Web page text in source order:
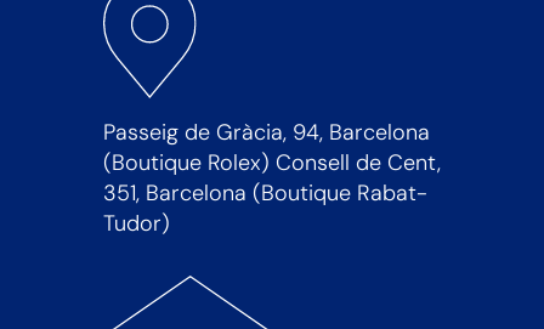
Passeig de Gràcia, 94, Barcelona
(Boutique Rolex) Consell de Cent,
351, Barcelona (Boutique Rabat-
Tudor)